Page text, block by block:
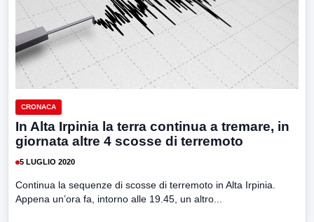
CRONACA
In Alta Irpinia la terra continua a tremare, in
giornata altre 4 scosse di terremoto
5 LUGLIO 2020
Continua la sequenze di scosse di terremoto in Alta Irpinia.
Appena un’ora fa, intorno alle 19.45, un altro...